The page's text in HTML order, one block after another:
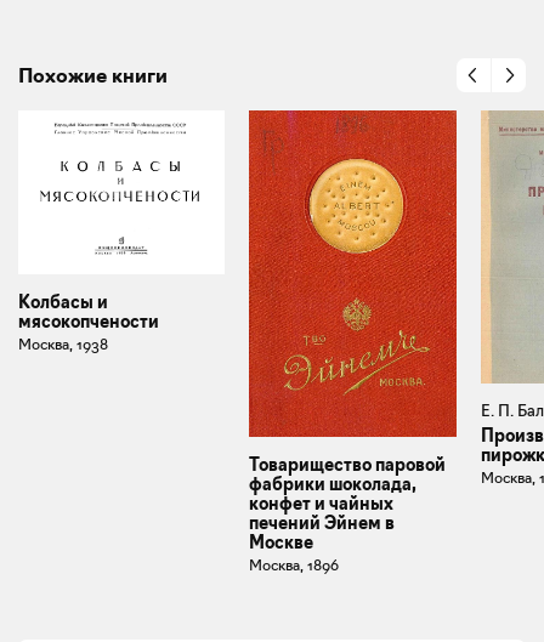
Похожие книги
Колбасы и
мясокопчености
Москва, 1938
Товарищество паровой
фабрики шоколада,
конфет и чайных
печений Эйнем в
Москве
Москва, 1896
Е. П.
Москва,